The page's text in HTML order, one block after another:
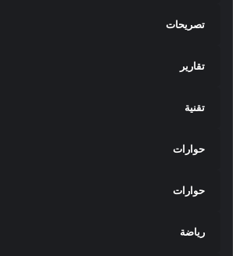
تصريحات
تقارير
تقنية
حوارات
حوارات
رياضة